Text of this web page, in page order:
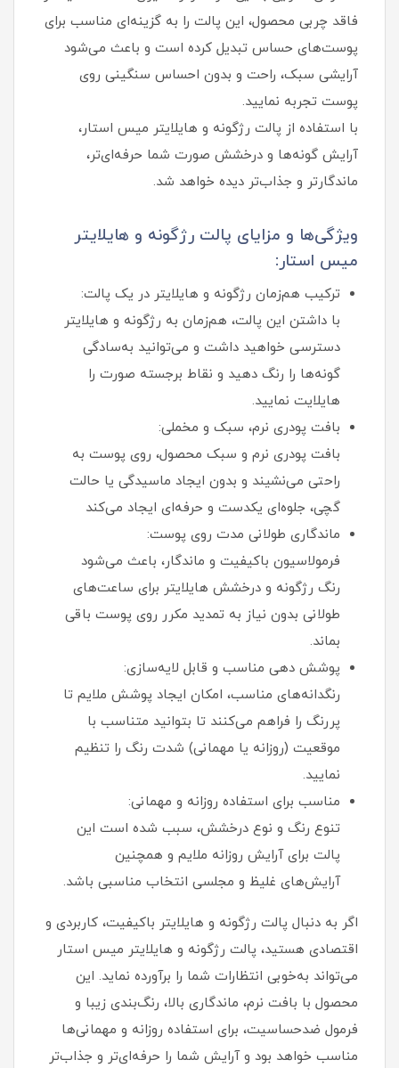
فاقد چربی محصول، این پالت را به گزینه‌ای مناسب برای
پوست‌های حساس تبدیل کرده است و باعث می‌شود
آرایشی سبک، راحت و بدون احساس سنگینی روی
پوست تجربه نمایید.
با استفاده از پالت رژگونه و هایلایتر میس استار،
آرایش گونه‌ها و درخشش صورت شما حرفه‌ای‌تر،
ماندگارتر و جذاب‌تر دیده خواهد شد.
ویژگی‌ها و مزایای پالت رژگونه و هایلایتر
میس استار:
ترکیب هم‌زمان رژگونه و هایلایتر در یک پالت:
با داشتن این پالت، هم‌زمان به رژگونه و هایلایتر
دسترسی خواهید داشت و می‌توانید به‌سادگی
گونه‌ها را رنگ دهید و نقاط برجسته صورت را
هایلایت نمایید.
بافت پودری نرم، سبک و مخملی:
بافت پودری نرم و سبک محصول، روی پوست به‌
راحتی می‌نشیند و بدون ایجاد ماسیدگی یا حالت
گچی، جلوه‌ای یکدست و حرفه‌ای ایجاد می‌کند
ماندگاری طولانی‌ مدت روی پوست:
فرمولاسیون باکیفیت و ماندگار، باعث می‌شود
رنگ رژگونه و درخشش هایلایتر برای ساعت‌های
طولانی بدون نیاز به تمدید مکرر روی پوست باقی
بماند.
پوشش‌ دهی مناسب و قابل‌ لایه‌سازی:
رنگدانه‌های مناسب، امکان ایجاد پوشش ملایم تا
پررنگ را فراهم می‌کنند تا بتوانید متناسب با
موقعیت (روزانه یا مهمانی) شدت رنگ را تنظیم
نمایید.
مناسب برای استفاده روزانه و مهمانی:
تنوع رنگ و نوع درخشش، سبب شده است این
پالت برای آرایش روزانه ملایم و همچنین
آرایش‌های غلیظ و مجلسی انتخاب مناسبی باشد.
اگر به‌ دنبال پالت رژگونه و هایلایتر باکیفیت، کاربردی و
اقتصادی هستید، پالت رژگونه و هایلایتر میس استار
می‌تواند به‌خوبی انتظارات شما را برآورده نماید. این
محصول با بافت نرم، ماندگاری بالا، رنگ‌بندی زیبا و
فرمول ضدحساسیت، برای استفاده روزانه و مهمانی‌ها
مناسب خواهد بود و آرایش شما را حرفه‌ای‌تر و جذاب‌تر